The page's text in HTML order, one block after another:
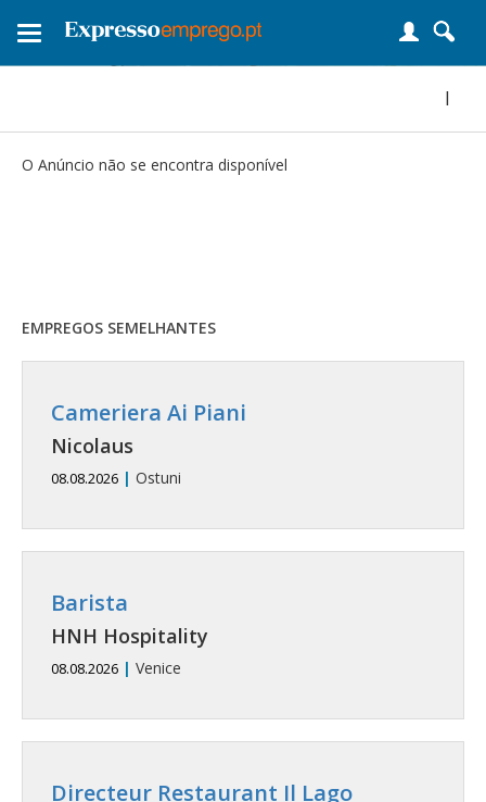
Toggle
|
O Anúncio não se encontra disponível
EMPREGOS SEMELHANTES
Cameriera Ai Piani
Nicolaus
08.08.2026 | Ostuni
Barista
HNH Hospitality
08.08.2026 | Venice
Directeur Restaurant Il Lago